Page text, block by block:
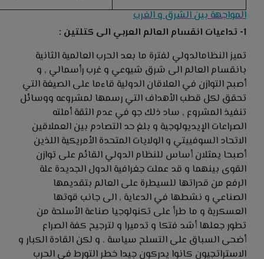
المواجهة بين الشرق و الغرب
1- تداعيات انقسام العالم العربي الى كتلتين :
تميز النظامالدولي لفترة ما بعد الحرب العالمية الثانية
بانقسام العالم الى شرق شيوعي و غرب رأسمالي , و
أصبح التوازن في العلاقان الدولية قاءما على الصيغة التي
تحقق لكل قطب الأهداف التي رسمها لمشروعه ووسائل
تنفيذ المشروع , ساد ذلك جو في عدم الثقة أملته
الصراعات الإيديولوجية و بلغ حد التصادم بين العملاقين
الاتحاد السوفييتي و الولايات المتحدة الأمريكية اللذين
أصبحا يمثلان أساس للنظام الدولي القائم على توازن
القوى بينهما و قد عملت جغرافية الدول الجديدة علة
الرفع من قدراتها للسيطرة على العالم بتقديمها
الصناعي و نشطها في الدعاية , الى جانب قوتها
العسكرية و ما طرأ على تكنولوجيا صناعة الأسلحة من
تطور جعلها أشد فتكا و تدميرا و لترجيح كفة الصراع
أضحى السباق على التسلح سياسة . و لكن القادة الكبار و
الاستراتجيون كانوا يدركون جيدا خطر التورط في الحرب